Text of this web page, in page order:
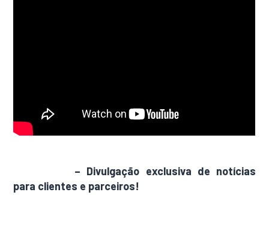
– Divulgação exclusiva de notícias
para clientes e parceiros!